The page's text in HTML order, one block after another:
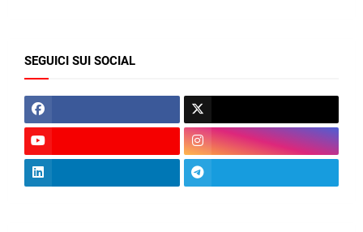
SEGUICI SUI SOCIAL